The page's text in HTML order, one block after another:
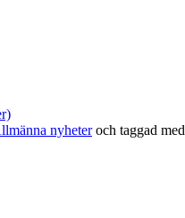
nyheteroch taggad med